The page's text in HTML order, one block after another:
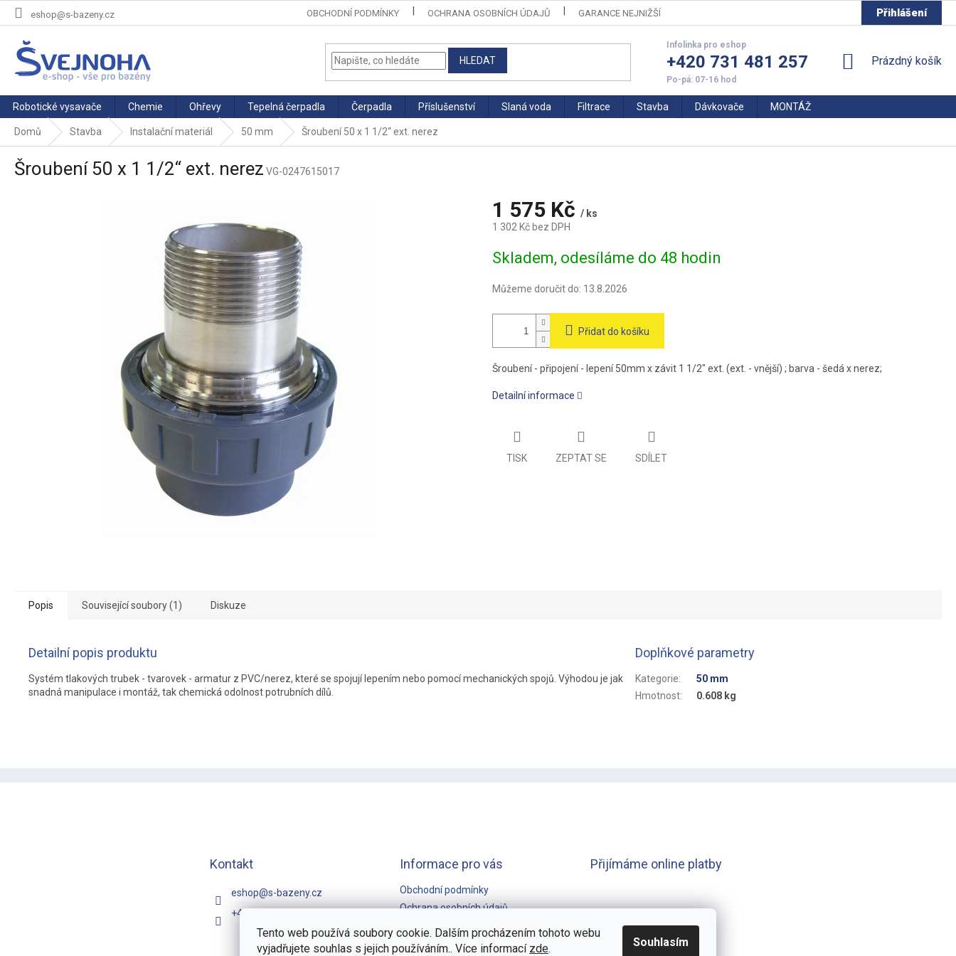
Tento web používá soubory cookie. Dalším procházením tohoto webu
vyjadřujete souhlas s jejich používáním.. Více informací zde. Souhlasím
Přejít
eshop@s-bazeny.cz OBCHODNÍ PODMÍNKY OCHRANA OSOBNÍCH ÚDAJŮ GARANCE NEJNIŽŠÍ CENY Přihlášení
HLEDAT +420 731 481 257
NÁKUPNÍ
Prázdný košík
Robotické vysavače Chemie Ohřevy Tepelná čerpadla Čerpadla Příslušenství Slaná voda Filtrace Stavba Dávkovače MONTÁŽ
Domů Stavba Instalační materiál 50 mm Šroubení 50 x 1 1/2“ ext. nerez
Šroubení 50 x 1 1/2“ ext. nerez VG-0247615017
1 575 Kč / ks
1 302 Kč bez DPH
cena:
Skladem, odesíláme do 48 hodin
Můžeme doručit do: 13.8.2026
Přidat do košíku
Šroubení - připojení - lepení 50mm x závit 1 1/2" ext. (ext. - vnější) ; barva - šedá x nerez;
Detailní informace
TISK ZEPTAT SE SDÍLET
Popis Související soubory (1) Diskuze
Detailní popis produktu
Systém tlakových trubek - tvarovek - armatur z PVC/nerez, které se spojují lepením nebo pomocí mechanických spojů. Výhodou je jak
snadná manipulace i montáž, tak chemická odolnost potrubních dílů.
Doplňkové parametry
Kategorie:
50 mm
Hmotnost: 0.608 kg
Kontakt
eshop@s-bazeny.cz
+420 731 481 257
Informace pro vás
Obchodní podmínky
Ochrana osobních údajů
GARANCE NEJNIŽŠÍ CENY
Přijímáme online platby